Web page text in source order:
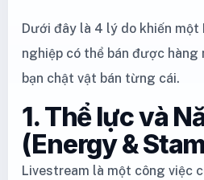
Dưới đây là 4 lý do khiến một
nghiệp có thể bán được hàng
bạn chật vật bán từng cái.
1. Thể lực và
(Energy &
Livestream là một công việc